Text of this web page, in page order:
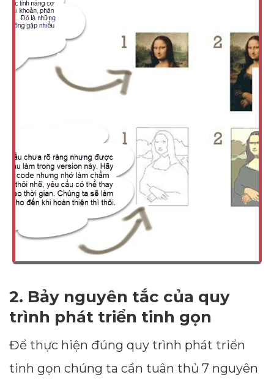
2. Bảy nguyên tắc của quy
trình phát triển tinh gọn
Để thực hiện đúng quy trình phát triển
tinh gọn chúng ta cần tuân thủ 7 nguyên